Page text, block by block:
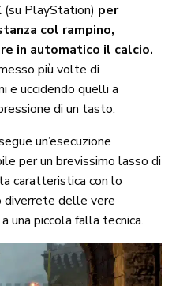
(su PlayStation) per
col rampino,
in automatico il calcio.
più volte di
e uccidendo quelli a
di un tasto.
un’esecuzione
per un brevissimo lasso di
caratteristica con lo
diverrete delle vere
una piccola falla tecnica.